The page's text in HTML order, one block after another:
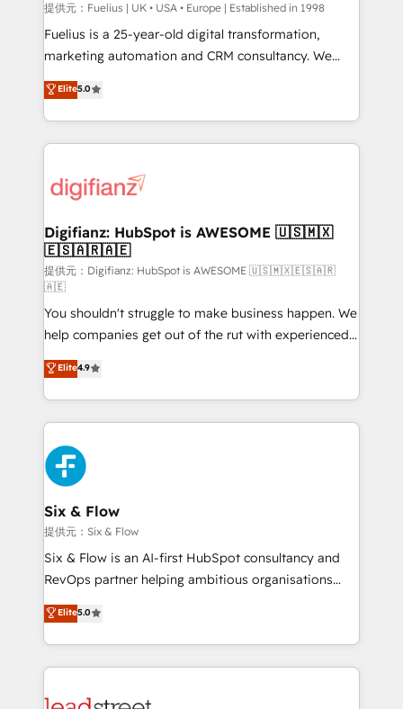
can support public sector companies as well the
other ones listed in our profile. Our services: -
HubSpot implementation - HubSpot CMS website
is there for you to: - Grow revenue, and run your
business more efficiently - Build stronger
more people - Get the most out of your HubSpot
investment
提供元：Fuelius | UK • USA • Europe | Established in 1998
Fuelius is a 25-year-old digital transformation,
marketing automation and CRM consultancy. We
enable mid-market and enterprise clients to
maximise their return from digital and fuel their
growth. We modernise platforms, streamline
operations that are causing inefficiencies, improve
supercharge revenue operations Key services: • CRM
Transformation / Web Development • RevOps &
Sales Consulting • Marketing Automation What
makes us different? 🚀 Top 0.5% of global HubSpot
agencies ⚙️ The strongest technical ability and
integration capabilities 💼 Consultative, long-term
partners who will embed ourselves into your
business, processes and systems 🏢 We specialise in
working with mid-market and enterprise
organisations, global organisations and those with
complex use cases 🏆 CRM Implementation,
Platform Enablement, Custom Integration and
Onboarding Accredited 🔐 ISO27001 & ISO9001
Certified
Elite5.0
Digifianz: HubSpot is AWESOME 🇺🇸🇲🇽
🇪🇸🇦🇷🇦🇪
提供元：Digifianz: HubSpot is AWESOME 🇺🇸🇲🇽🇪🇸🇦🇷
🇦🇪
You shouldn't struggle to make business happen. We
help companies get out of the rut with experienced,
process-oriented teams implementing HubSpot
Marketing, Sales, Service, CMS and Operations Hub,
so selling and actually engaging with your customers
feels easy and pain-free. We are a top ranked
HubSpot Elite Partner, winner of Rookie of the Year
and Customer First Awards, 4.9/5 rating in HubSpot
Reviews and 4.9/5 rating in Clutch Reviews. Digifianz
helps the following industries: logistics & 3PL, home
improvement & construction, branding and
commercialization, real estate, health, education,
SaaS, Software Dev & IT and consulting, make the
the United States, EU, UAE, Mexico and Latin
America. From casual user to super fan: make
Elite4.9
Six & Flow
提供元：Six & Flow
Six & Flow is an AI-first HubSpot consultancy and
RevOps partner helping ambitious organisations
grow with clarity, confidence, and intelligence.
Operating across the UK, Netherlands, Ireland, and
Canada, we’ve delivered thousands of successful
HubSpot projects for mid-market and enterprise
Elite5.0